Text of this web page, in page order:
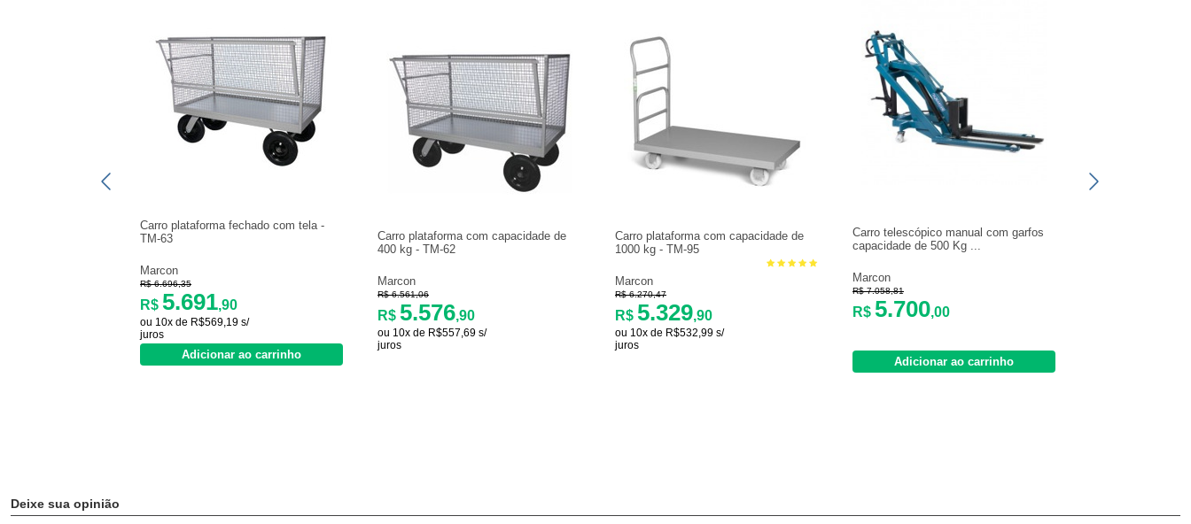
Carro plataforma fechado com tela -
TM-63
Marcon
R$ 6.696,35
R$ 5.691,90
ou 10x de R$569,19 s/
juros
Adicionar ao carrinho
Carro plataforma com capacidade de
400 kg - TM-62
Marcon
R$ 6.561,06
R$ 5.576,90
ou 10x de R$557,69 s/
juros
Carro plataforma com capacidade de
1000 kg - TM-95
Marcon
R$ 6.270,47
R$ 5.329,90
ou 10x de R$532,99 s/
juros
Carro telescópico manual com garfos
capacidade de 500 Kg ...
Marcon
R$ 7.058,81
R$ 5.700,00
Adicionar ao carrinho
Deixe sua opinião